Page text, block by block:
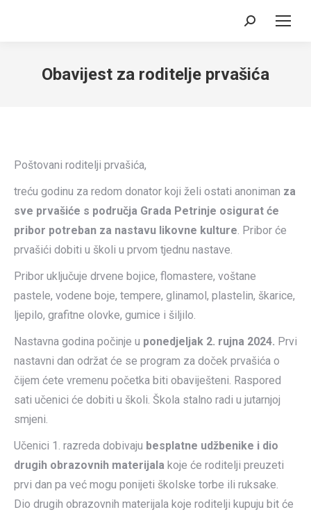
Search:
Obavijest za roditelje prvašića
Poštovani roditelji prvašića,
treću godinu za redom donator koji želi ostati anoniman za
sve prvašiće s područja Grada Petrinje osigurat će
pribor potreban za nastavu likovne kulture. Pribor će
prvašići dobiti u školi u prvom tjednu nastave.
Pribor uključuje drvene bojice, flomastere, voštane
pastele, vodene boje, tempere, glinamol, plastelin, škarice,
ljepilo, grafitne olovke, gumice i šiljilo.
Nastavna godina počinje u ponedjeljak 2. rujna 2024. Prvi
nastavni dan održat će se program za doček prvašića o
čijem ćete vremenu početka biti obaviješteni. Raspored
sati učenici će dobiti u školi. Škola stalno radi u jutarnjoj
smjeni.
Učenici 1. razreda dobivaju besplatne udžbenike i dio
drugih obrazovnih materijala koje će roditelji preuzeti
prvi dan pa već mogu ponijeti školske torbe ili ruksake.
Dio drugih obrazovnih materijala koje roditelji kupuju bit će